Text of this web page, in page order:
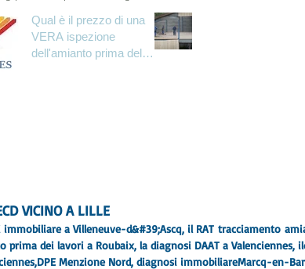
Qual è il prezzo di una
VERA ispezione
dell'amianto prima del
VICINO A LILLE
a Villeneuve-d&#39;Ascq, il RAT tracciamento
prima dei lavori a Roubaix, la diagnosi DAAT a Valenciennes, il
DPE Menzione Nord, diagnosi immobiliareMarcq-en-